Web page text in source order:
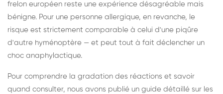
frelon européen reste une expérience désagréable mais
bénigne. Pour une personne allergique, en revanche, le
risque est strictement comparable à celui d'une piqûre
d'autre hyménoptère — et peut tout à fait déclencher un
choc anaphylactique.
Pour comprendre la gradation des réactions et savoir
quand consulter, nous avons publié un guide détaillé sur les